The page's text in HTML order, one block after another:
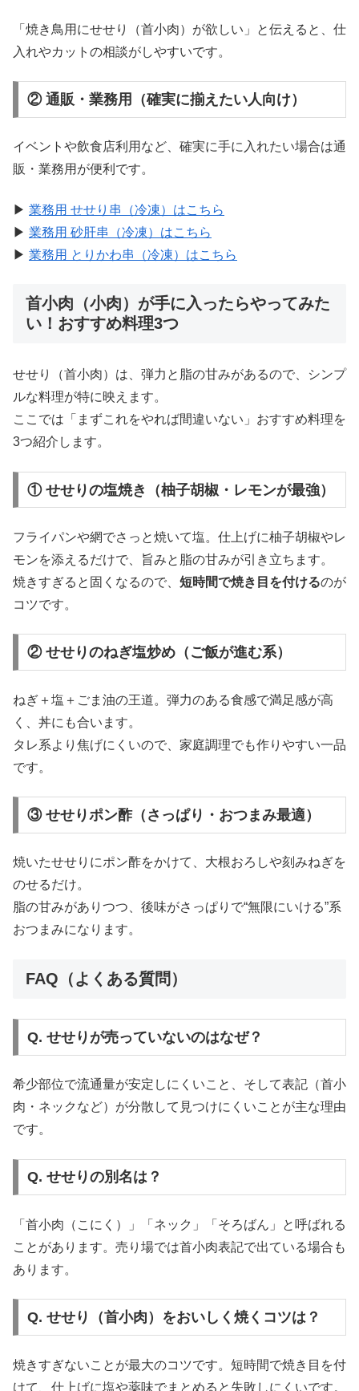
「焼き鳥用にせせり（首小肉）が欲しい」と伝えると、仕
入れやカットの相談がしやすいです。
② 通販・業務用（確実に揃えたい人向け）
イベントや飲食店利用など、確実に手に入れたい場合は通
販・業務用が便利です。
▶ 業務用 せせり串（冷凍）はこちら
▶ 業務用 砂肝串（冷凍）はこちら
▶ 業務用 とりかわ串（冷凍）はこちら
首小肉（小肉）が手に入ったらやってみた
い！おすすめ料理3つ
せせり（首小肉）は、弾力と脂の甘みがあるので、シンプ
ルな料理が特に映えます。
ここでは「まずこれをやれば間違いない」おすすめ料理を
3つ紹介します。
① せせりの塩焼き（柚子胡椒・レモンが最強）
フライパンや網でさっと焼いて塩。仕上げに柚子胡椒やレ
モンを添えるだけで、旨みと脂の甘みが引き立ちます。
焼きすぎると固くなるので、 短時間で焼き目を付けるのが
コツです。
② せせりのねぎ塩炒め（ご飯が進む系）
ねぎ＋塩＋ごま油の王道。弾力のある食感で満足感が高
く、丼にも合います。
タレ系より焦げにくいので、家庭調理でも作りやすい一品
です。
③ せせりポン酢（さっぱり・おつまみ最適）
焼いたせせりにポン酢をかけて、大根おろしや刻みねぎを
のせるだけ。
脂の甘みがありつつ、後味がさっぱりで“無限にいける”系
おつまみになります。
FAQ（よくある質問）
Q. せせりが売っていないのはなぜ？
希少部位で流通量が安定しにくいこと、そして表記（首小
肉・ネックなど）が分散して見つけにくいことが主な理由
です。
Q. せせりの別名は？
「首小肉（こにく）」「ネック」「そろばん」と呼ばれる
ことがあります。売り場では首小肉表記で出ている場合も
あります。
Q. せせり（首小肉）をおいしく焼くコツは？
焼きすぎないことが最大のコツです。短時間で焼き目を付
けて、仕上げに塩や薬味でまとめると失敗しにくいです。